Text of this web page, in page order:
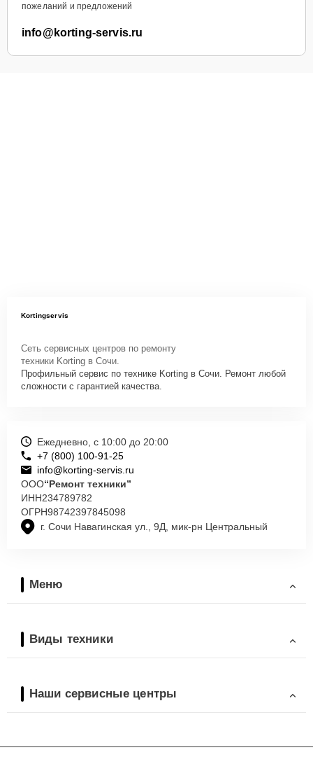
пожеланий и предложений
info@korting-servis.ru
Kortingservis
Сеть сервисных центров по ремонту
техники Korting в Сочи.
Профильный сервис по технике Korting в Сочи. Ремонт любой
сложности с гарантией качества.
г. Сочи Навагинская ул., 9Д, мик-рн Центральный
Ежедневно, с 10:00 до 20:00
+7 (800) 100-91-25
info@korting-servis.ru
ООО“Ремонт техники”
ИНН234789782
ОГРН98742397845098
Меню
Виды техники
Наши сервисные центры